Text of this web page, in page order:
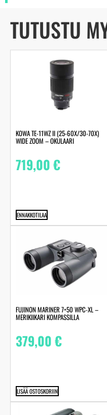
TUTUSTU
KOWA TE-11WZ II (25-60X/30-70X)
WIDE ZOOM – OKULAARI
719,00€
ENNAKKOTILAA
FUJINON MARINER 7×50 WPC-XL –
MERIKIIKARI KOMPASSILLA
379,00€
LISÄÄ OSTOSKORIIN